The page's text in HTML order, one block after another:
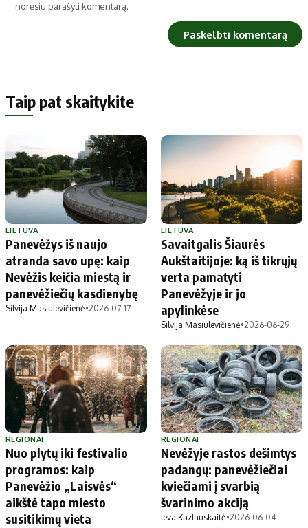
norėsiu parašyti komentarą.
Taip pat skaitykite
LIETUVA
Panevėžys iš naujo
atranda savo upę: kaip
Nevėžis keičia miestą ir
panevėžiečių kasdienybę
Silvija Masiulevičienė•2026-07-17
LIETUVA
Savaitgalis Šiaurės
Aukštaitijoje: ką iš tikrųjų
verta pamatyti
Panevėžyje ir jo
apylinkėse
Silvija Masiulevičienė•2026-06-29
REGIONAI
Nuo plytų iki festivalio
programos: kaip
Panevėžio „Laisvės“
aikštė tapo miesto
susitikimų vieta
REGIONAI
Nevėžyje rastos dešimtys
padangų: panevėžiečiai
kviečiami į svarbią
švarinimo akciją
Ieva Kazlauskaitė•2026-06-04